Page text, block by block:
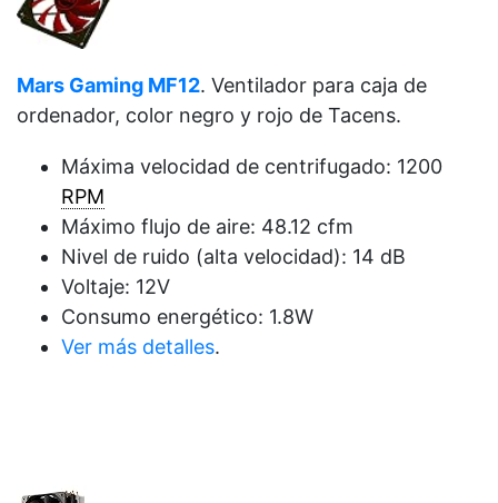
Mars Gaming MF12. Ventilador para caja de
ordenador, color negro y rojo de Tacens.
Máxima velocidad de centrifugado: 1200
RPM
Máximo flujo de aire: 48.12 cfm
Nivel de ruido (alta velocidad): 14 dB
Voltaje: 12V
Consumo energético: 1.8W
Ver más detalles.